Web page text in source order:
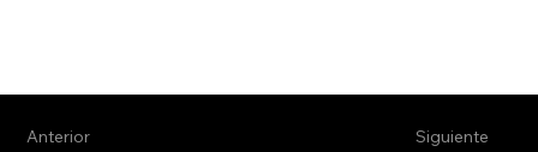
Siguiente
Anterior